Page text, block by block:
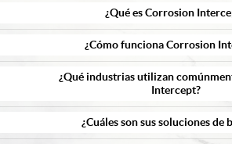
¿Qué es Corrosion
¿Cómo funciona Corrosion
¿Qué industrias utilizan
Intercept?
¿Cuáles son sus soluciones de